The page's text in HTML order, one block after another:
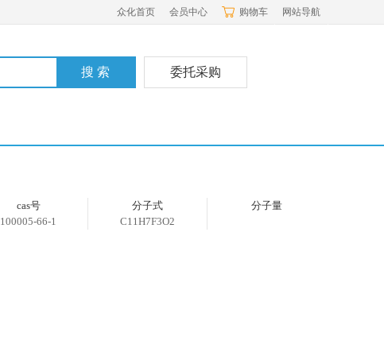
众化首页 会员中心 购物车 网站导航
委托采购
cas号
100005-66-1
分子式
C11H7F3O2
分子量